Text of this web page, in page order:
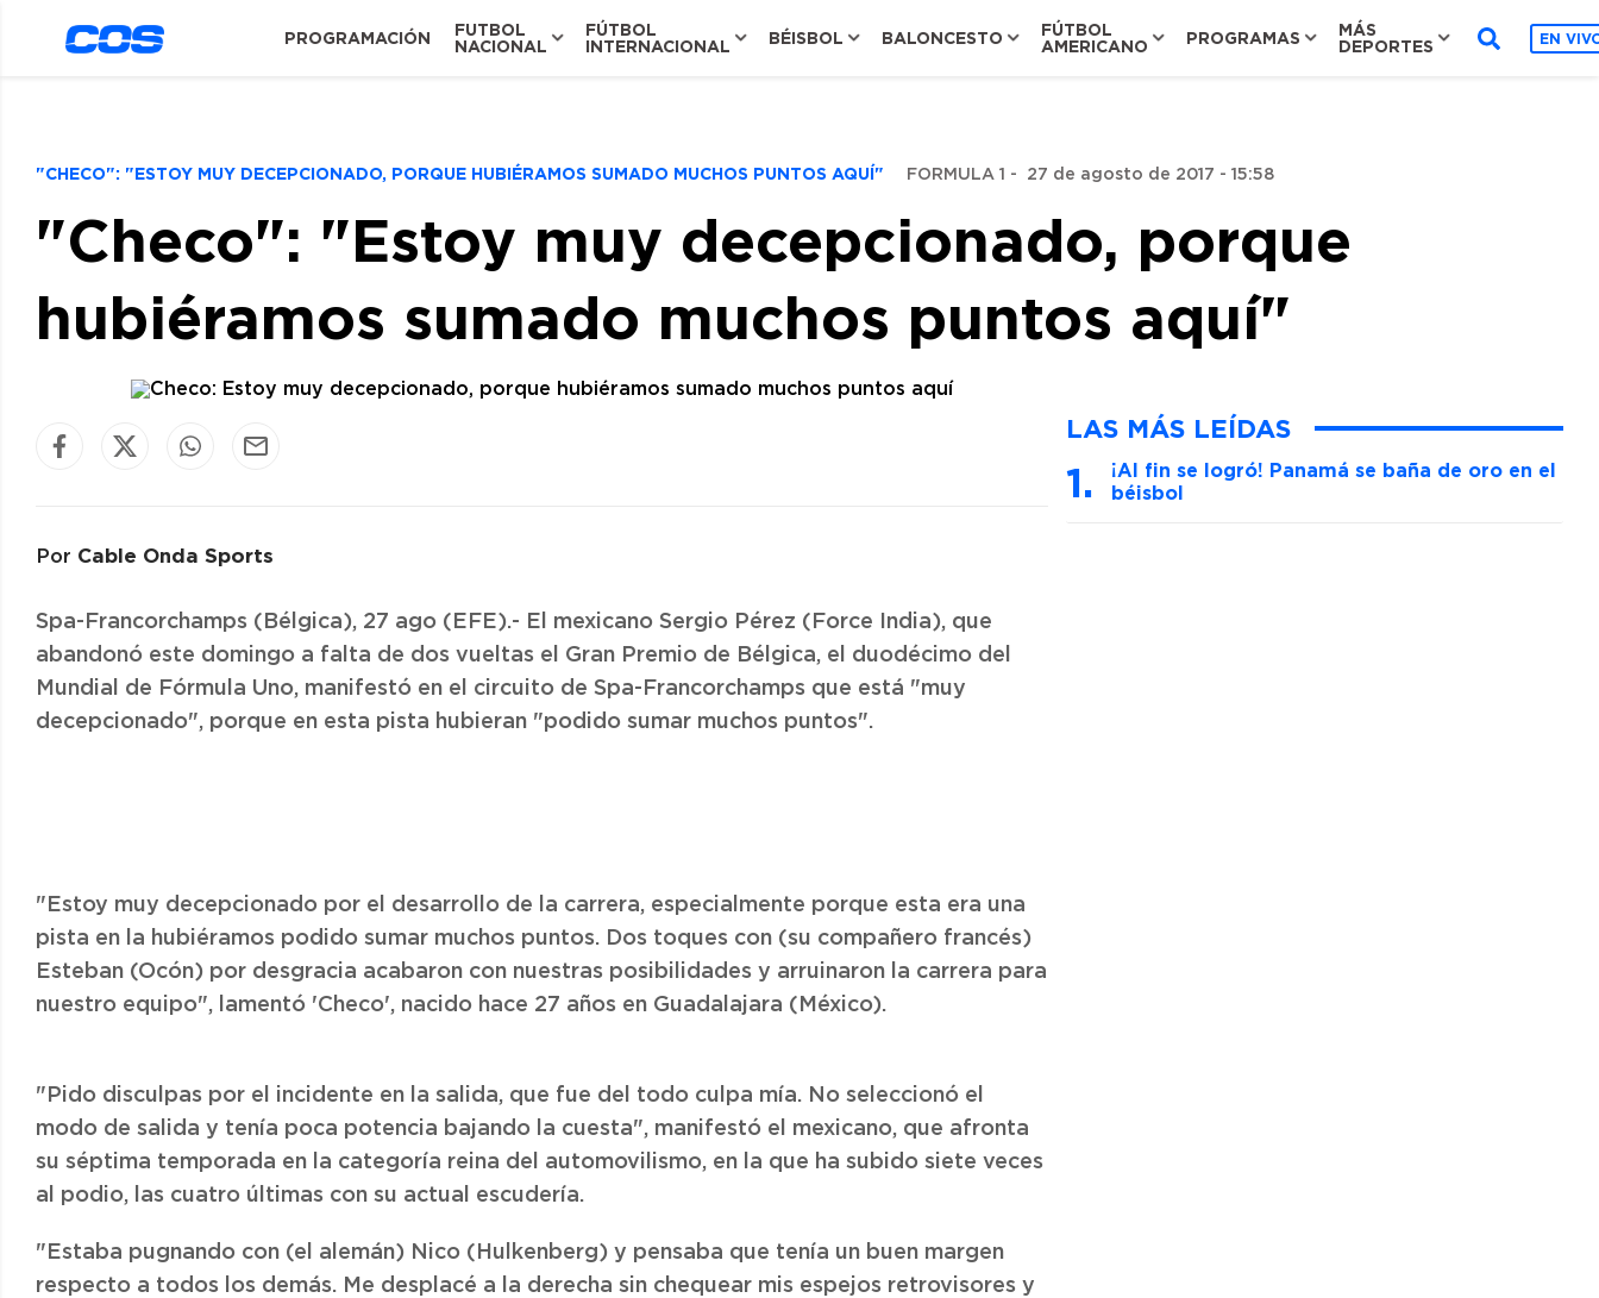
PROGRAMACIÓN
FUTBOL
NACIONAL
FÚTBOL
INTERNACIONAL
BÉISBOL BALONCESTO
FÚTBOL
AMERICANO
PROGRAMAS
MÁS
DEPORTES
EN
"CHECO": "ESTOY MUY DECEPCIONADO, PORQUE HUBIÉRAMOS SUMADO MUCHOS PUNTOS AQUÍ" FORMULA 1 - 27 de agosto de 2017 - 15:58
"Checo": "Estoy muy decepcionado, porque
hubiéramos sumado muchos puntos aquí"
Por Cable Onda Sports
Spa-Francorchamps (Bélgica), 27 ago (EFE).- El mexicano Sergio Pérez (Force India), que
abandonó este domingo a falta de dos vueltas el Gran Premio de Bélgica, el duodécimo del
Mundial de Fórmula Uno, manifestó en el circuito de Spa-Francorchamps que está "muy
decepcionado", porque en esta pista hubieran "podido sumar muchos puntos".
"Estoy muy decepcionado por el desarrollo de la carrera, especialmente porque esta era una
pista en la hubiéramos podido sumar muchos puntos. Dos toques con (su compañero francés)
Esteban (Ocón) por desgracia acabaron con nuestras posibilidades y arruinaron la carrera para
nuestro equipo", lamentó 'Checo', nacido hace 27 años en Guadalajara (México).
"Pido disculpas por el incidente en la salida, que fue del todo culpa mía. No seleccionó el
modo de salida y tenía poca potencia bajando la cuesta", manifestó el mexicano, que afronta
su séptima temporada en la categoría reina del automovilismo, en la que ha subido siete veces
al podio, las cuatro últimas con su actual escudería.
"Estaba pugnando con (el alemán) Nico (Hulkenberg) y pensaba que tenía un buen margen
respecto a todos los demás. Me desplacé a la derecha sin chequear mis espejos retrovisores y
LAS MÁS LEÍDAS
¡Al fin se logró! Panamá se baña de oro en el
béisbol